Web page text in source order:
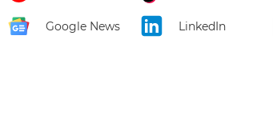
Google News LinkedIn